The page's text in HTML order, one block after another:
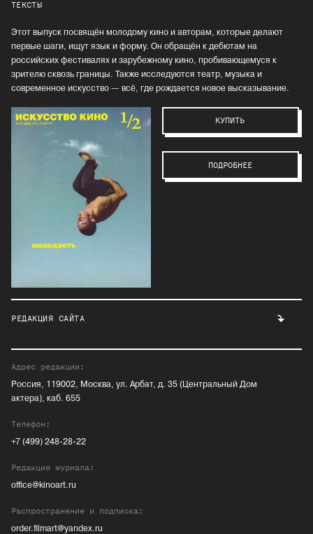
ТЕКСТЫ
Этот выпуск посвящён молодому кино и авторам, которые делают
первые шаги, ищут язык и форму. Он обращён к дебютам на
российских фестивалях и зарубежному кино, пробивающемуся к
зрителю сквозь границы. Также исследуются театр, музыка и
современное искусство — всё, где рождается новое высказывание.
КУПИТЬ
ПОДРОБНЕЕ
РЕДАКЦИЯ САЙТА
Адрес редакции:
Россия, 119002, Москва, ул. Арбат, д. 35 (Центральный Дом
актера), каб. 655
Телефон:
+7 (499) 248-28-22
Редакция журнала:
office@kinoart.ru
Распространение и подписка:
order.filmart@yandex.ru